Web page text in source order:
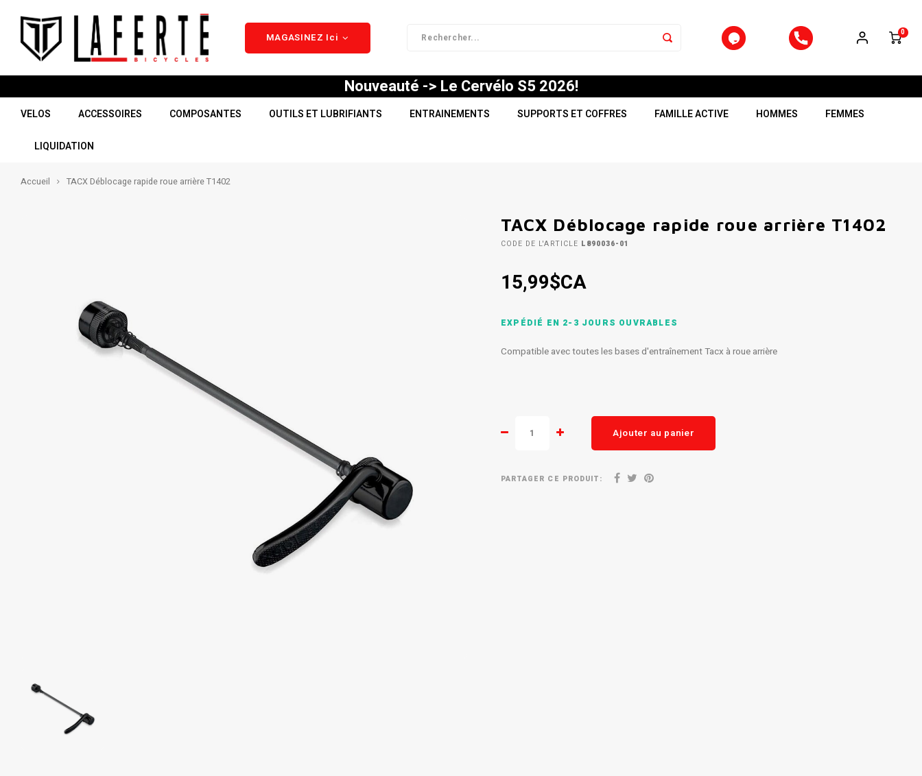
MAGASINEZ Ici 0
Nouveauté -> Le Cervélo S5 2026!
VELOS ACCESSOIRES COMPOSANTES OUTILS ET LUBRIFIANTS ENTRAINEMENTS SUPPORTS ET COFFRES FAMILLE ACTIVE HOMMES FEMMES
LIQUIDATION
Accueil TACX Déblocage rapide roue arrière T1402
TACX Déblocage rapide roue arrière T1402
CODE DE L'ARTICLE L890036-01
15,99$CA
EXPÉDIÉ EN 2-3 JOURS OUVRABLES
Compatible avec toutes les bases d'entraînement Tacx à roue arrière
Ajouter au panier
PARTAGER CE PRODUIT: